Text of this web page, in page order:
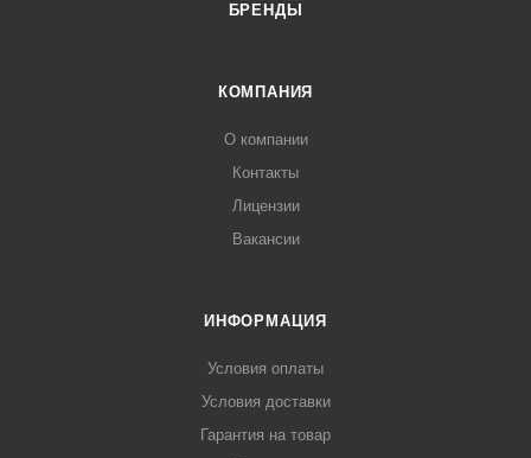
БРЕНДЫ
КОМПАНИЯ
О компании
Контакты
Лицензии
Вакансии
ИНФОРМАЦИЯ
Условия оплаты
Условия доставки
Гарантия на товар